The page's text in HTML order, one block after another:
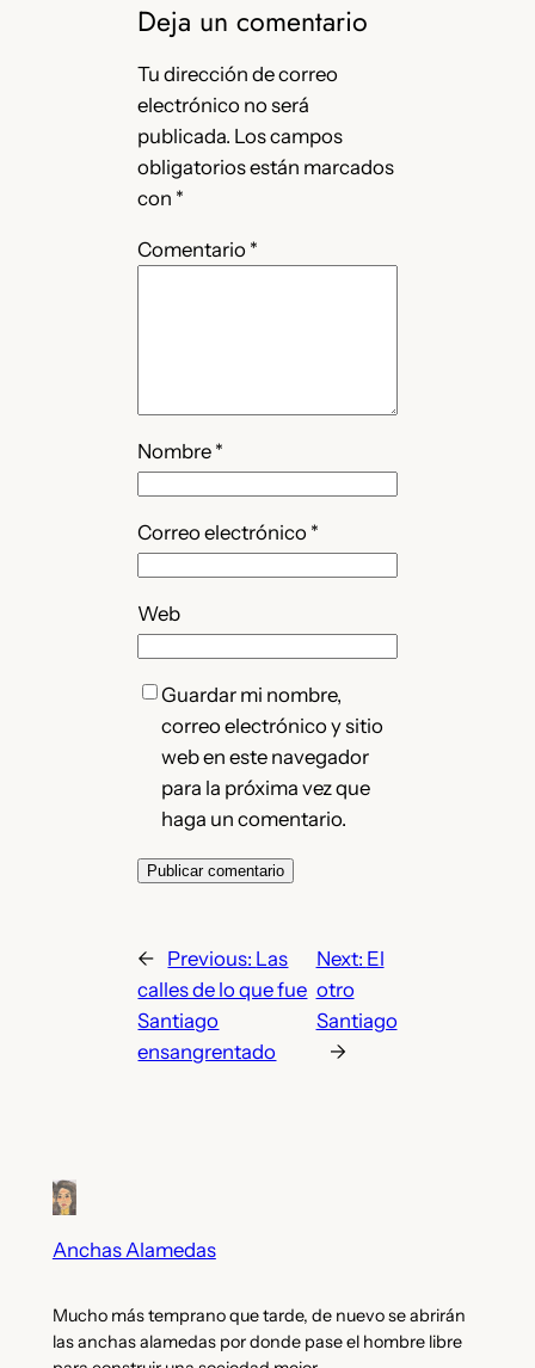
Deja un comentario
Tu dirección de correo
electrónico no será
publicada. Los campos
obligatorios están marcados
con *
Comentario *
Nombre *
Correo electrónico *
Web
Guardar mi nombre,
correo electrónico y sitio
web en este navegador
para la próxima vez que
haga un comentario.
← Previous: Las
calles de lo que fue
Santiago
ensangrentado
Next: El
otro
Santiago
→
Anchas Alamedas
Mucho más temprano que tarde, de nuevo se abrirán
las anchas alamedas por donde pase el hombre libre